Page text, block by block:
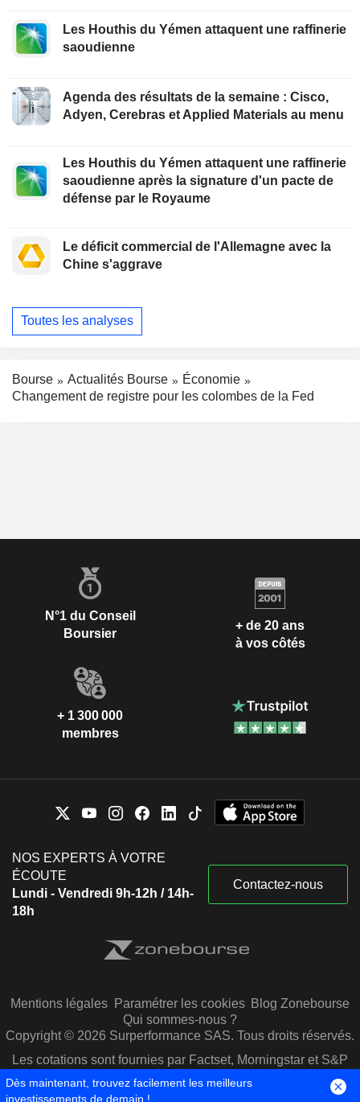
Les Houthis du Yémen attaquent une raffinerie
saoudienne
Agenda des résultats de la semaine : Cisco,
Adyen, Cerebras et Applied Materials au menu
Les Houthis du Yémen attaquent une raffinerie
saoudienne après la signature d'un pacte de
défense par le Royaume
Le déficit commercial de l'Allemagne avec la
Chine s'aggrave
Toutes les analyses
Bourse Actualités Bourse
Économie
Changement de registre pour les colombes de la Fed
N°1 du Conseil
Boursier
+ de 20 ans
à vos côtés
+ 1 300 000
membres
NOS EXPERTS À VOTRE
ÉCOUTE
Lundi - Vendredi 9h-12h / 14h-
18h
Contactez-nous
Mentions légales Paramétrer les cookies Blog Zonebourse
Qui sommes-nous ?
Copyright © 2026 Surperformance SAS. Tous droits réservés.
Les cotations sont fournies par Factset, Morningstar et S&P
Capital IQ
Dès maintenant, trouvez facilement les meilleurs
investissements de demain !